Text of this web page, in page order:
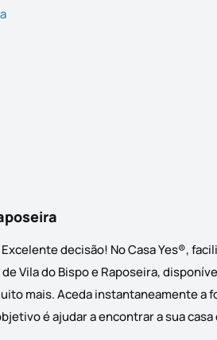
decisão! No Casa Yes®,
Vila do Bispo e Raposeira,
mais. Aceda instantaneamente
é ajudar a encontrar a sua casa